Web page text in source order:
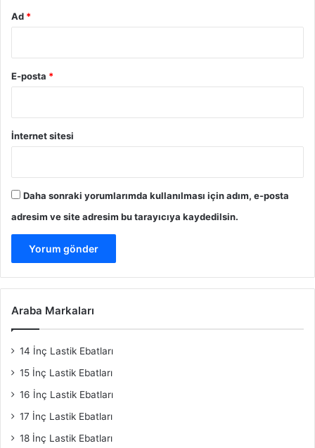
Ad *
E-posta *
İnternet sitesi
Daha sonraki yorumlarımda kullanılması için adım, e-posta
adresim ve site adresim bu tarayıcıya kaydedilsin.
Araba Markaları
14 İnç Lastik Ebatları
15 İnç Lastik Ebatları
16 İnç Lastik Ebatları
17 İnç Lastik Ebatları
18 İnç Lastik Ebatları